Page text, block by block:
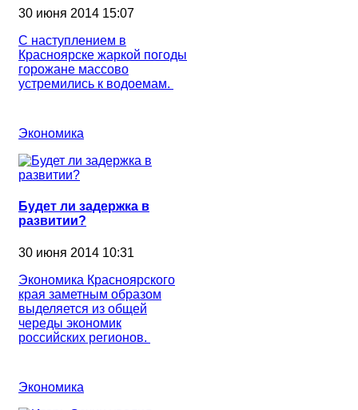
30 июня 2014 15:07
С наступлением в
Красноярске жаркой погоды
горожане массово
устремились к водоемам.
Экономика
Будет ли задержка в
развитии?
30 июня 2014 10:31
Экономика Красноярского
края заметным образом
выделяется из общей
череды экономик
российских регионов.
Экономика